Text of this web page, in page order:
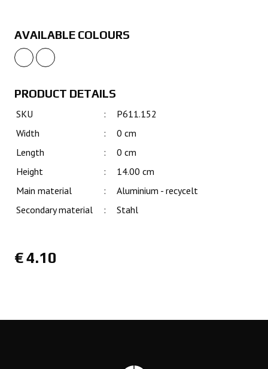
AVAILABLE COLOURS
PRODUCT DETAILS
SKU :
P611.152
Width
:
0 cm
Length
:
0 cm
Height
:
14.00 cm
Main material
:
Aluminium - recycelt
Secondary material
: Stahl
€4.10